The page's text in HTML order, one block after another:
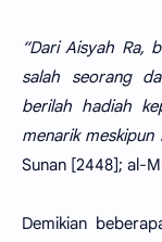
“Dari Aisyah Ra,
salah seorang
berilah hadiah
menarik meskipun
Sunan [2448]; al-
Demikian